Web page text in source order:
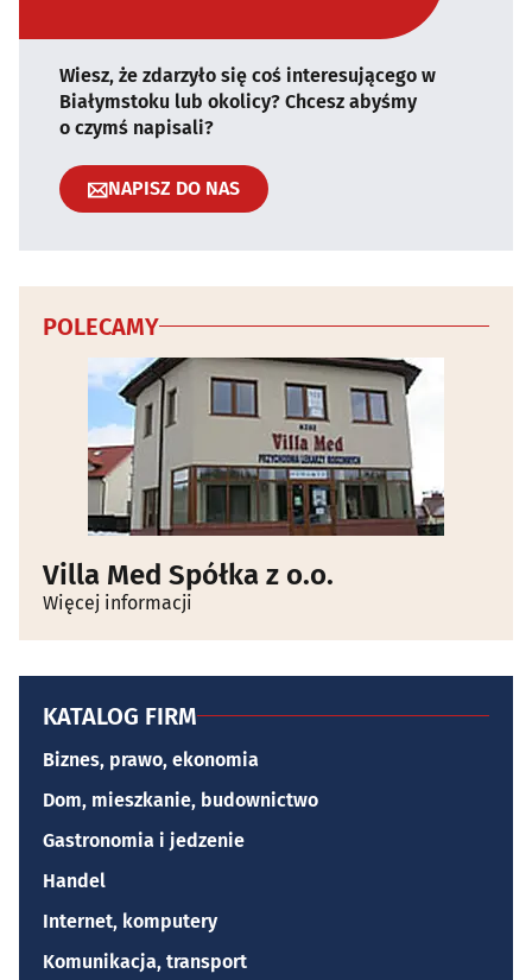
Wiesz, że zdarzyło się coś interesującego w
Białymstoku lub okolicy? Chcesz abyśmy
o czymś napisali?
NAPISZ DO NAS
POLECAMY
Villa Med Spółka z o.o.
Więcej informacji
KATALOG FIRM
Biznes, prawo, ekonomia
Dom, mieszkanie, budownictwo
Gastronomia i jedzenie
Handel
Internet, komputery
Komunikacja, transport